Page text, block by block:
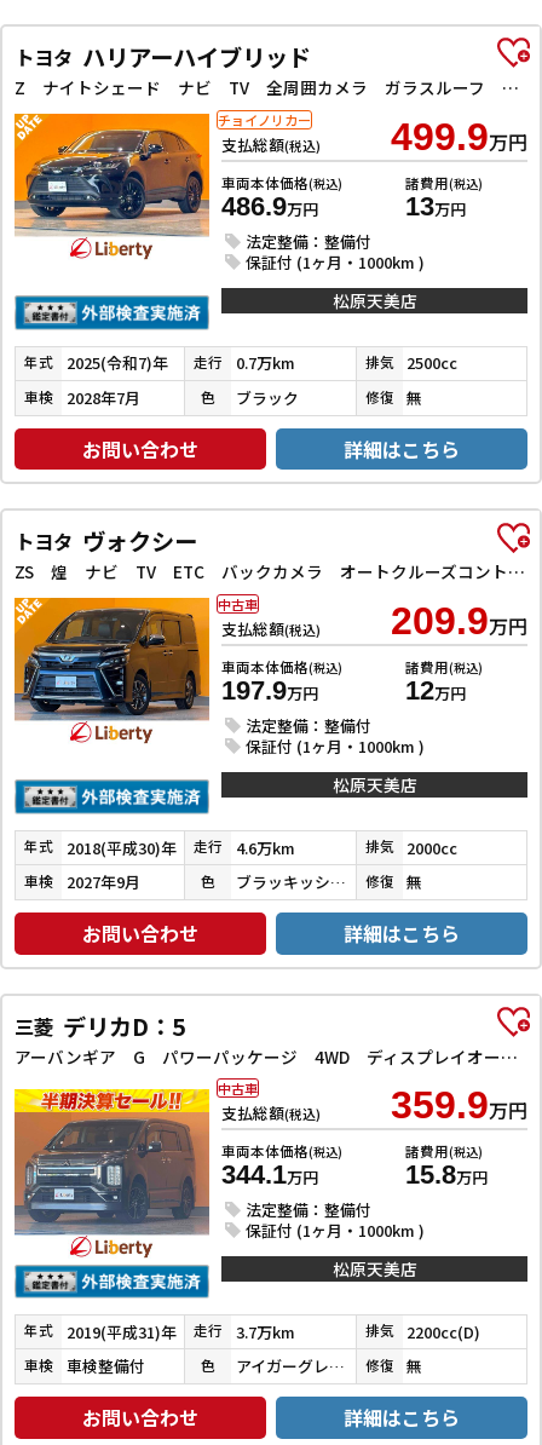
トヨタ ハリアーハイブリッド
Z ナイトシェード ナビ TV 全周囲カメラ ガラスルーフ クリアランスソナー オートクルーズコントロール レーンアシスト パワーシート 衝突被害軽減システム オートマチックハイビーム オートライト LEDヘッドランプ
支払総額(税込) 499.9万円
車両本体価格(税込)
486.9万円
諸費用(税込)
13万円
法定整備：整備付
保証付 (1ヶ月・1000km )
チョイノリカー
松原天美店
年式 2025(令和7)年 走行 0.7万km 排気 2500cc
車検 2028年7月 色 ブラック 修復 無
お問い合わせ 詳細はこちら
トヨタ ヴォクシー
ZS 煌 ナビ TV ETC バックカメラ オートクルーズコントロール レーンアシスト 衝突被害軽減システム 両側電動スライドドア オートマチックハイビーム オートライト LEDヘッドランプ
支払総額(税込) 209.9万円
車両本体価格(税込)
197.9万円
諸費用(税込)
12万円
法定整備：整備付
保証付 (1ヶ月・1000km )
中古車
松原天美店
年式 2018(平成30)年 走行 4.6万km 排気 2000cc
車検 2027年9月 色 ブラッキッシュアゲハガラスフレーク 修復 無
お問い合わせ 詳細はこちら
三菱 デリカD：5
アーバンギア G パワーパッケージ 4WD ディスプレイオーディオ ETC 全周囲カメラ オートクルーズコントロール レーンアシスト 衝突被害軽減システム 両側電動スライドドア オートライト LEDヘッドランプ 電動リアゲート
支払総額(税込) 359.9万円
車両本体価格(税込)
344.1万円
諸費用(税込)
15.8万円
法定整備：整備付
保証付 (1ヶ月・1000km )
中古車
松原天美店
年式 2019(平成31)年 走行 3.7万km 排気 2200cc(D)
車検 車検整備付 色 アイガーグレーメタリック 修復 無
お問い合わせ 詳細はこちら